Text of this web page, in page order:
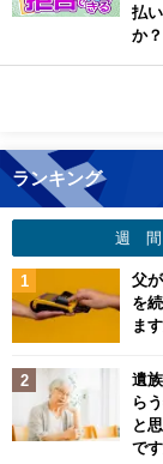
払
か？
ランキング
週 間
父
を
ま
遺
ら
と
で